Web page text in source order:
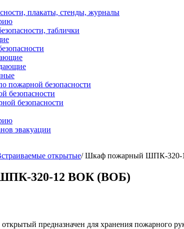
плакаты, стенды, журналы
таблички
пожарной безопасности
безопасности
безопасности
эвакуации
открытые/ Шкаф пожарный ШПК-
320-12 ВОК (ВОБ)
предназначен для хранения пожарного